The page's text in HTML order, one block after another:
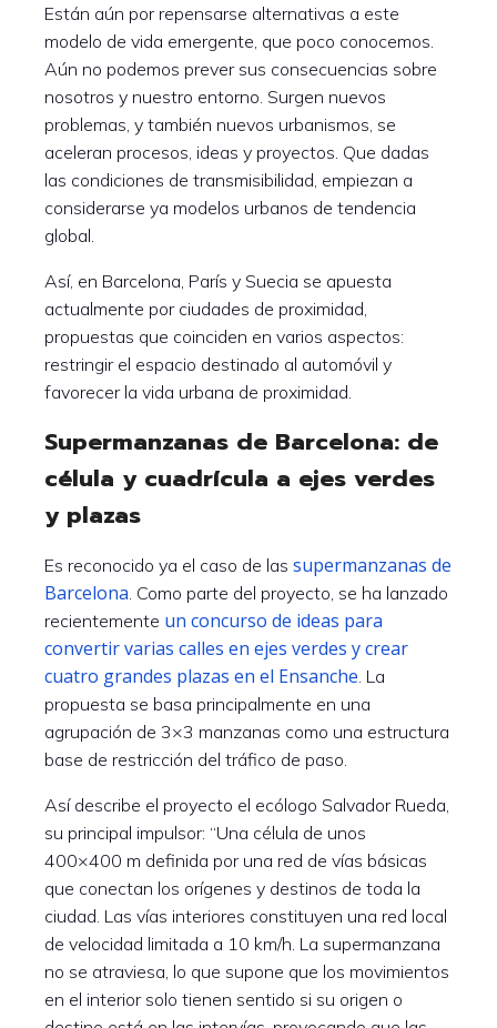
Están aún por repensarse alternativas a este
modelo de vida emergente, que poco conocemos.
Aún no podemos prever sus consecuencias sobre
nosotros y nuestro entorno. Surgen nuevos
problemas, y también nuevos urbanismos, se
aceleran procesos, ideas y proyectos. Que dadas
las condiciones de transmisibilidad, empiezan a
considerarse ya modelos urbanos de tendencia
global.
Así, en Barcelona, París y Suecia se apuesta
actualmente por ciudades de proximidad,
propuestas que coinciden en varios aspectos:
restringir el espacio destinado al automóvil y
favorecer la vida urbana de proximidad.
Supermanzanas de Barcelona: de
célula y cuadrícula a ejes verdes
y plazas
Es reconocido ya el caso de las supermanzanas de
Barcelona. Como parte del proyecto, se ha lanzado
recientemente un concurso de ideas para
convertir varias calles en ejes verdes y crear
cuatro grandes plazas en el Ensanche. La
propuesta se basa principalmente en una
agrupación de 3×3 manzanas como una estructura
base de restricción del tráfico de paso.
Así describe el proyecto el ecólogo Salvador Rueda,
su principal impulsor: “Una célula de unos
400×400 m definida por una red de vías básicas
que conectan los orígenes y destinos de toda la
ciudad. Las vías interiores constituyen una red local
de velocidad limitada a 10 km/h. La supermanzana
no se atraviesa, lo que supone que los movimientos
en el interior solo tienen sentido si su origen o